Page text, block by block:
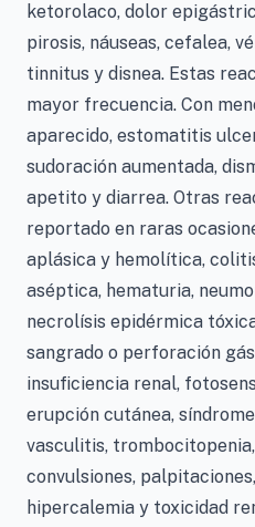
ketorolaco, dolor
pirosis, náuseas, cefalea,
tinnitus y disnea. Estas
mayor frecuencia. Con
aparecido, estomatitis
sudoración aumentada,
apetito y diarrea. Otras
reportado en raras
aplásica y hemolítica,
aséptica, hematuria,
necrolísis epidérmica
sangrado o perforación
insuficiencia renal,
erupción cutánea,
vasculitis,
convulsiones,
hipercalemia y toxicidad